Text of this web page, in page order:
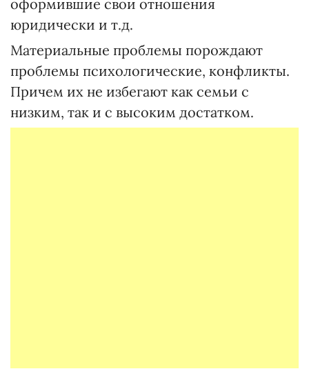
оформившие свои отношения
юридически и т.д.
Материальные проблемы порождают
проблемы психологические, конфликты.
Причем их не избегают как семьи с
низким, так и с высоким достатком.